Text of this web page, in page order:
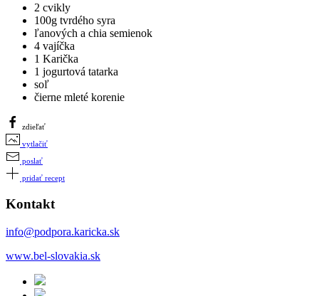
2 cvikly
100g tvrdého syra
ľanových a chia semienok
4 vajíčka
1 Karička
1 jogurtová tatarka
soľ
čierne mleté korenie
zdieľať
vytlačiť
poslať
pridať recept
Kontakt
info@podpora.karicka.sk
www.bel-slovakia.sk